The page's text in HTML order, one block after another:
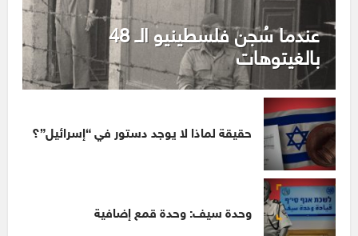
عندما سُجن فلسطينيو الـ 48
بالغيتوهات
حقيقة لماذا لا يوجد دستور في “إسرائيل”؟
وحدة سيف: وحدة قمع إضافية